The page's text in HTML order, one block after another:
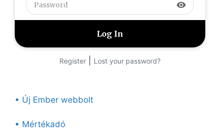
visibility
Register Lost your password?
• Új Ember webbolt
• Mértékadó